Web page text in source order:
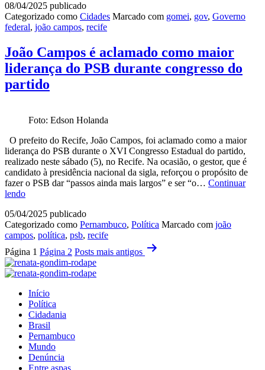
federal
com
GO
MEI
e
nacional
prefeitos
08/04/2025 publicado
Categorizado como Cidades Marcado com gomei, gov, Governo
federal, joão campos, recife
João Campos é aclamado como maior
liderança do PSB durante congresso do
partido
Foto: Edson Holanda
O prefeito do Recife, João Campos, foi aclamado como a maior
liderança do PSB durante o XVI Congresso Estadual do partido,
realizado neste sábado (5), no Recife. Na ocasião, o gestor, que é
candidato à presidência nacional da sigla, reforçou o propósito de
fazer o PSB dar “passos ainda mais largos” e ser “o… Continuar
lendoJoão
é
aclamado
como
maior
liderança
do
PSB
durante
congresso
do
partido
05/04/2025 publicado
Categorizado como Pernambuco, Política Marcado com joão
campos, política, psb, recife
Paginação
de
posts
Página 1 Página 2 Posts mais antigos
Início
Política
Cidadania
Brasil
Pernambuco
Mundo
Denúncia
Entre aspas